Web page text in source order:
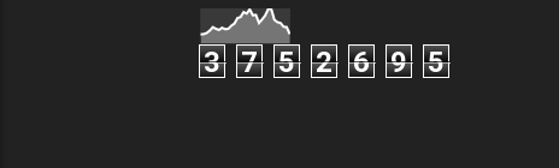
3 7 5 2 6 9 5